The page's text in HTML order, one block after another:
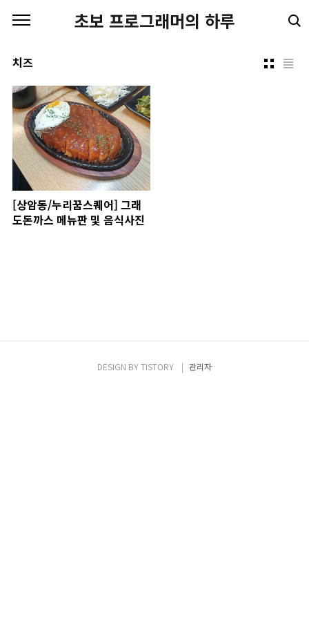
초보 프로그래머의 하루
치즈
[상암동/누리꿈스퀘어] 그래
도돈까스 메뉴판 및 음식사진
DESIGN BYTISTORY 관리자